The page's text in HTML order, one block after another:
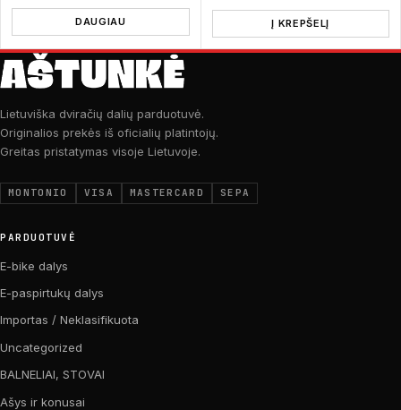
DAUGIAU Į KREPŠELĮ
Lietuviška dviračių dalių parduotuvė.
Originalios prekės iš oficialių platintojų.
Greitas pristatymas visoje Lietuvoje.
MONTONIO VISA MASTERCARD SEPA
PARDUOTUVĖ
E-bike dalys
E-paspirtukų dalys
Importas / Neklasifikuota
Uncategorized
BALNELIAI, STOVAI
Ašys ir konusai